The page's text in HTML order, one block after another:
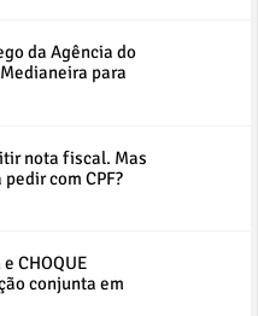
da Agência do
para
nota fiscal. Mas
com CPF?
e CHOQUE
conjunta em